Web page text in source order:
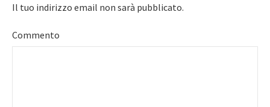
Il tuo indirizzo email non sarà pubblicato.
Commento